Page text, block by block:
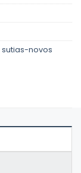
sutias-novos